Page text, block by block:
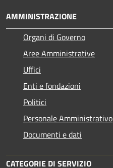
AMMINISTRAZIONE
Organi di Governo
Aree Amministrative
Uffici
Enti e fondazioni
Politici
Personale Amministrativo
Documenti e dati
CATEGORIE DI SERVIZIO